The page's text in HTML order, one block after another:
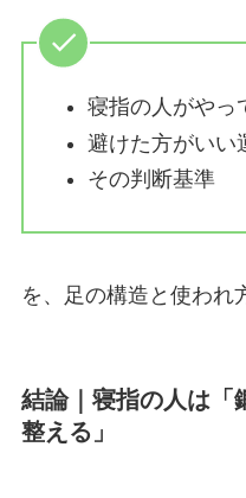
寝指の人がやっ
避けた方がいい
その判断基準
を、足の構造と使われ
結論｜寝指の人は「
整える」